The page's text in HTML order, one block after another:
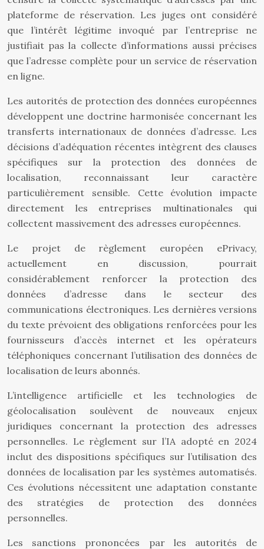
plateforme de réservation. Les juges ont considéré
que l’intérêt légitime invoqué par l’entreprise ne
justifiait pas la collecte d’informations aussi précises
que l’adresse complète pour un service de réservation
en ligne.
Les autorités de protection des données européennes
développent une doctrine harmonisée concernant les
transferts internationaux de données d’adresse. Les
décisions d’adéquation récentes intègrent des clauses
spécifiques sur la protection des données de
localisation, reconnaissant leur caractère
particulièrement sensible. Cette évolution impacte
directement les entreprises multinationales qui
collectent massivement des adresses européennes.
Le projet de règlement européen ePrivacy,
actuellement en discussion, pourrait
considérablement renforcer la protection des
données d’adresse dans le secteur des
communications électroniques. Les dernières versions
du texte prévoient des obligations renforcées pour les
fournisseurs d’accès internet et les opérateurs
téléphoniques concernant l’utilisation des données de
localisation de leurs abonnés.
L’intelligence artificielle et les technologies de
géolocalisation soulèvent de nouveaux enjeux
juridiques concernant la protection des adresses
personnelles. Le règlement sur l’IA adopté en 2024
inclut des dispositions spécifiques sur l’utilisation des
données de localisation par les systèmes automatisés.
Ces évolutions nécessitent une adaptation constante
des stratégies de protection des données
personnelles.
Les sanctions prononcées par les autorités de